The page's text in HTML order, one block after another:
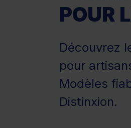
POUR
Découvrez
pour
Modèles
Distinxion.